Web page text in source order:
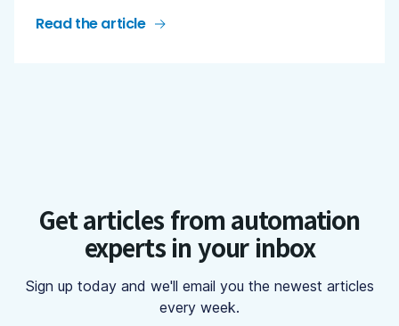
Read the article
Get articles from automation
experts in your inbox
Sign up today and we'll email you the newest articles
every week.